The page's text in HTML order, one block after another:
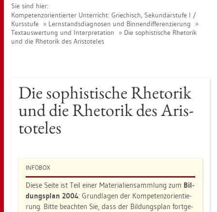
Sie sind hier:
Kom­pe­tenz­ori­en­tier­ter Un­ter­richt: Grie­chisch, Se­kun­dar­stu­fe I /
Kurs­stu­fe
Lern­stands­dia­gno­sen und Bin­nen­dif­fe­ren­zie­rung
Text­aus­wer­tung und In­ter­pre­ta­ti­on
Die so­phis­ti­sche Rhe­to­rik
und die Rhe­to­rik des Aris­to­te­les
Die so­phis­ti­sche Rhe­to­rik
und die Rhe­to­rik des Aris­
to­te­les
IN­FO­BOX
Diese Seite ist Teil einer Ma­te­ria­li­en­samm­lung zum Bil­
dungs­plan 2004: Grund­la­gen der Kom­pe­tenz­ori­en­tie­
rung. Bitte be­ach­ten Sie, dass der Bil­dungs­plan fort­ge­